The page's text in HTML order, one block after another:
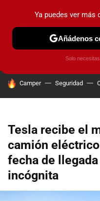
PRUEBAS COCHES
HOY SE HABLA DE
Camper Seguridad
Tesla recibe el
camión
fecha de
incógnita
Ya puedes ver más
Añádenos
Solo